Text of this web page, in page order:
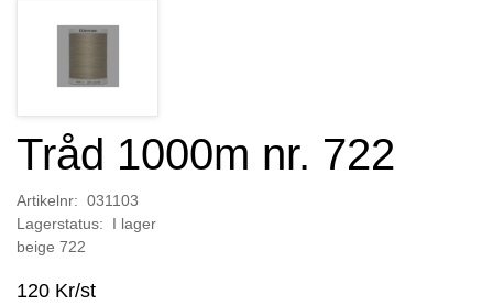
Tråd 1000m nr. 722
Artikelnr: 031103
Lagerstatus: I lager
beige 722
120 Kr/st